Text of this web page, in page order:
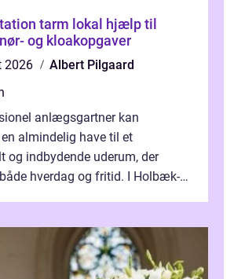
lokal hjælp til
og kloakopgaver
2026
Albert Pilgaard
anlægsgartner kan
almindelig have til et
og indbydende uderum, der
hverdag og fritid. I Holbæk-